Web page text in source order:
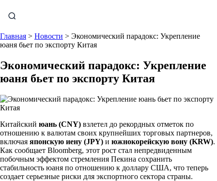
Главная > Новости > Экономический парадокс: Укрепление
юаня бьет по экспорту Китая
Экономический парадокс: Укрепление
юаня бьет по экспорту Китая
Китайский юань (CNY) взлетел до рекордных отметок по
отношению к валютам своих крупнейших торговых партнеров,
включая японскую иену (JPY) и южнокорейскую вону (KRW).
Как сообщает Bloomberg, этот рост стал непредвиденным
побочным эффектом стремления Пекина сохранить
стабильность юаня по отношению к доллару США, что теперь
создает серьезные риски для экспортного сектора страны.